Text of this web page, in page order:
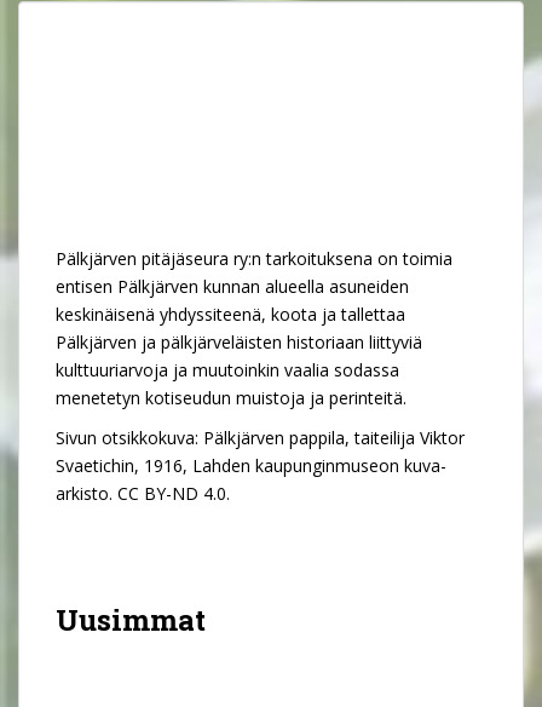
Pälkjärven pitäjäseura ry:n tarkoituksena on toimia
entisen Pälkjärven kunnan alueella asuneiden
keskinäisenä yhdyssiteenä, koota ja tallettaa
Pälkjärven ja pälkjärveläisten historiaan liittyviä
kulttuuriarvoja ja muutoinkin vaalia sodassa
menetetyn kotiseudun muistoja ja perinteitä.
Sivun otsikkokuva: Pälkjärven pappila, taiteilija Viktor
Svaetichin, 1916, Lahden kaupunginmuseon kuva-
arkisto. CC BY-ND 4.0.
Uusimmat